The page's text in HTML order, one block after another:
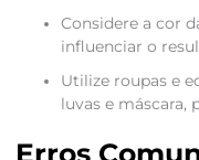
Considere a cor
influenciar o
Utilize roupas e
luvas e máscara,